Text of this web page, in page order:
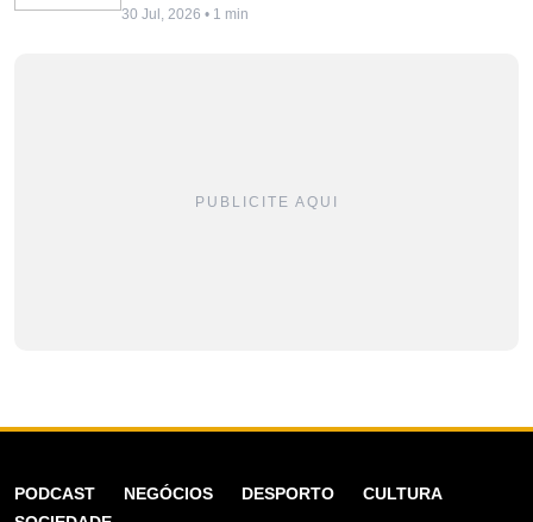
30 Jul, 2026 • 1 min
PUBLICITE AQUI
PODCAST NEGÓCIOS DESPORTO
CULTURA